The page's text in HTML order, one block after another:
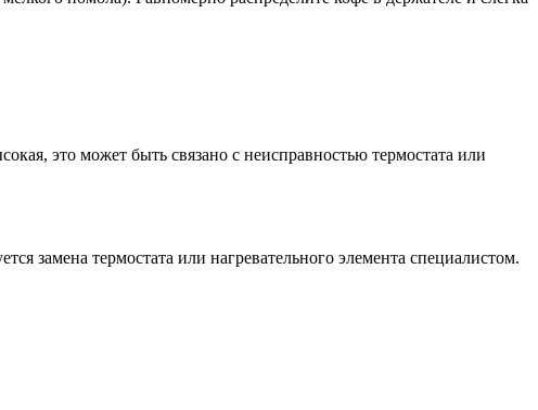
это может быть связано с неисправностью термостата или
замена термостата или нагревательного элемента специалистом.